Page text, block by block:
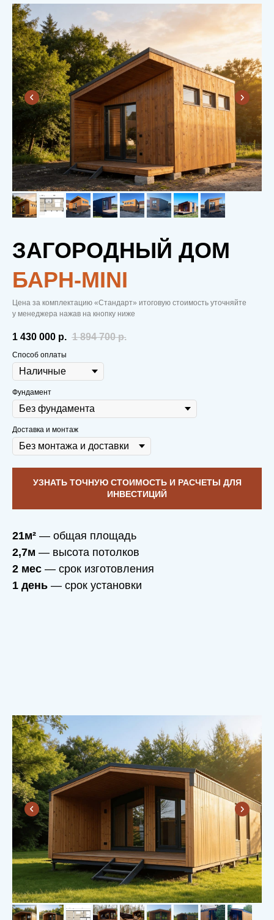
ЗАГОРОДНЫЙ ДОМ
БАРН-MINI
Цена за комплектацию «Стандарт» итоговую стоимость уточняйте
у менеджера нажав на кнопку ниже
1 430 000 р. 1 894 700 р.
Способ оплаты
Фундамент
Доставка и монтаж
УЗНАТЬ ТОЧНУЮ СТОИМОСТЬ И РАСЧЕТЫ ДЛЯ
ИНВЕСТИЦИЙ
21м² — общая площадь
2,7м — высота потолков
2 мес — срок изготовления
1 день — срок установки